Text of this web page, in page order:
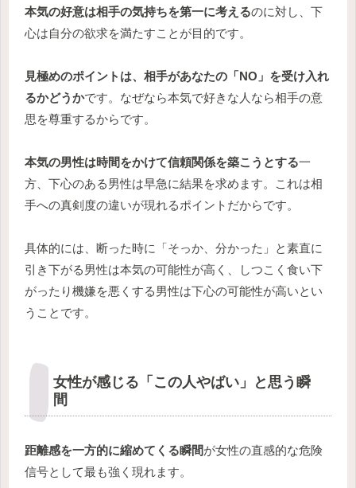
本気の好意は相手の気持ちを第一に考えるのに対し、下
心は自分の欲求を満たすことが目的です。
見極めのポイントは、相手があなたの「NO」を受け入れ
るかどうかです。なぜなら本気で好きな人なら相手の意
思を尊重するからです。
本気の男性は時間をかけて信頼関係を築こうとする一
方、下心のある男性は早急に結果を求めます。これは相
手への真剣度の違いが現れるポイントだからです。
具体的には、断った時に「そっか、分かった」と素直に
引き下がる男性は本気の可能性が高く、しつこく食い下
がったり機嫌を悪くする男性は下心の可能性が高いとい
うことです。
女性が感じる「この人やばい」と思う瞬
間
距離感を一方的に縮めてくる瞬間が女性の直感的な危険
信号として最も強く現れます。